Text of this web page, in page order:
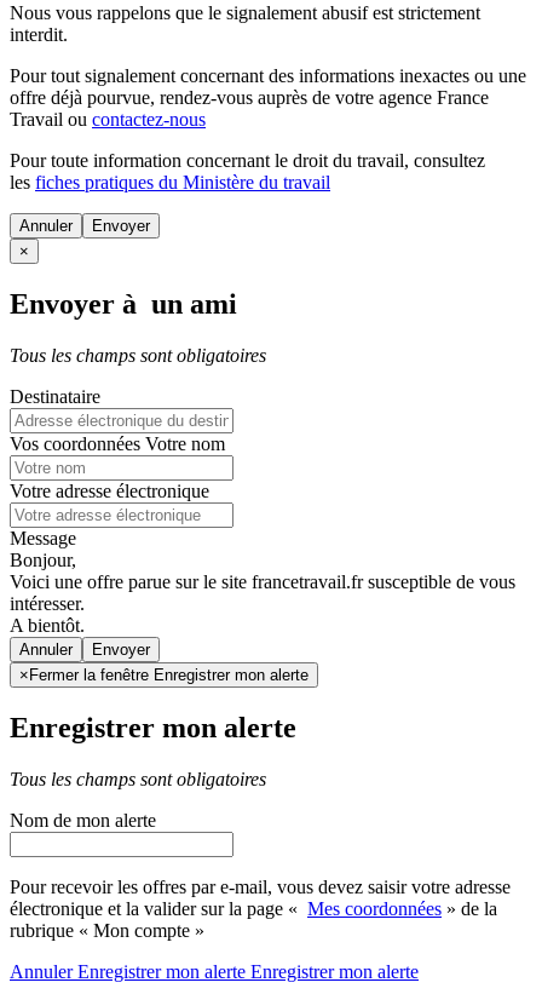
Nous vous rappelons que le signalement abusif est strictement
interdit.
Pour tout signalement concernant des informations inexactes ou une
offre déjà pourvue, rendez-vous auprès de votre agence France
Travail ou contactez-nous
Pour toute information concernant le droit du travail, consultez
les fiches pratiques du Ministère du travail
Annuler
×
Envoyer à un ami
Tous les champs sont obligatoires
Destinataire
Vos coordonnées Votre nom
Votre adresse électronique
Message
Bonjour,
Voici une offre parue sur le site francetravail.fr susceptible de vous
intéresser.
A bientôt.
Annuler
× Fermer la fenêtre Enregistrer mon alerte
Enregistrer mon alerte
Tous les champs sont obligatoires
Nom de mon alerte
Pour recevoir les offres par e-mail, vous devez saisir votre adresse
électronique et la valider sur la page « Mes coordonnées » de la
rubrique « Mon compte »
AnnulerEnregistrer mon alerte Enregistrermon alerte